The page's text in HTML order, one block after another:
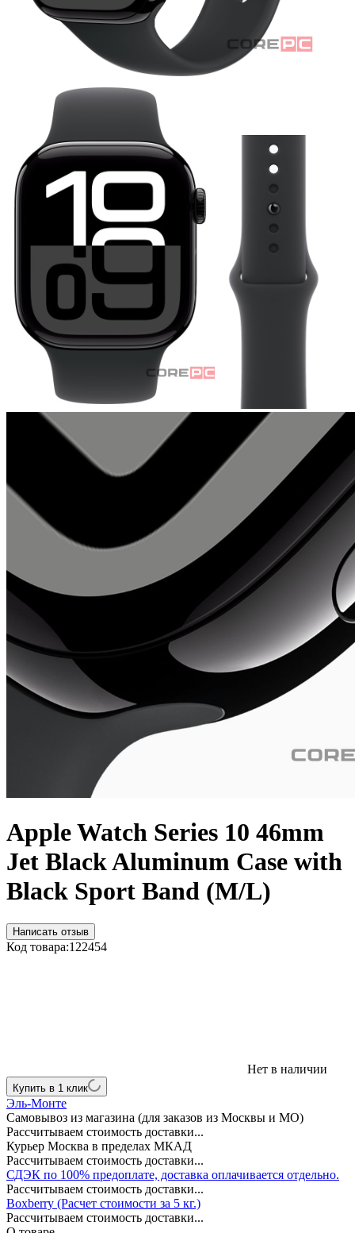
Apple Watch Series 10 46mm
Jet Black Aluminum Case with
Black Sport Band (M/L)
Написать отзыв
Код товара:122454
Нет в наличии
Купить в 1 клик
Эль-Монте
Самовывоз из магазина (для заказов из Москвы и МО)
Рассчитываем стоимость доставки...
Курьер Москва в пределах МКАД
Рассчитываем стоимость доставки...
СДЭК по 100% предоплате, доставка оплачивается отдельно.
Рассчитываем стоимость доставки...
Boxberry (Расчет стоимости за 5 кг.)
Рассчитываем стоимость доставки...